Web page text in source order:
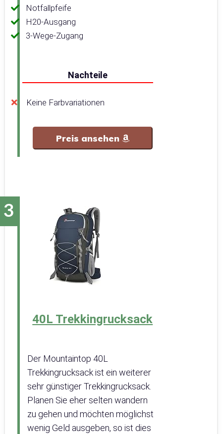
Notfallpfeife
H20-Ausgang
3-Wege-Zugang
Nachteile
Keine Farbvariationen
Preis ansehen
40L Trekkingrucksack
Der Mountaintop 40L
Trekkingrucksack ist ein weiterer
sehr günstiger Trekkingrucksack.
Planen Sie eher selten wandern
zu gehen und möchten möglichst
wenig Geld ausgeben, so ist dies